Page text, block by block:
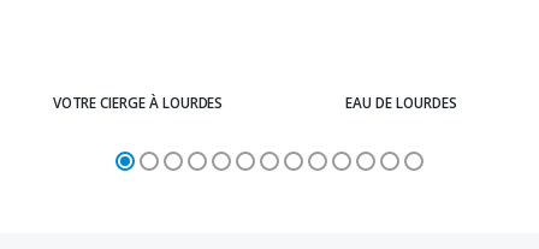
VOTRE CIERGE À LOURDES EAU DE LOURDES